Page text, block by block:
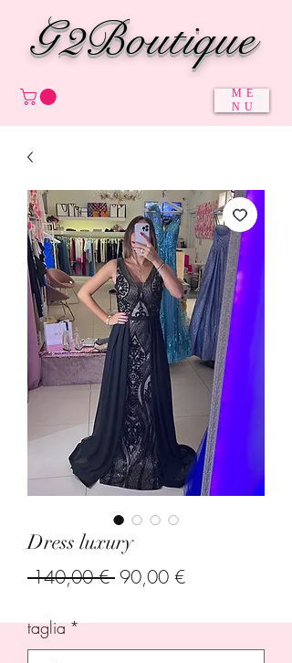
G2Boutique
ME
NU
Dress luxury
140,00 € Prezzo
90,00 €Prezzo
taglia*